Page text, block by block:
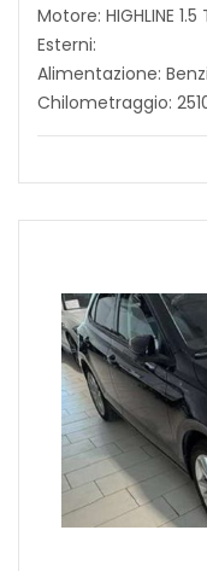
Motore: HIGHLINE
Esterni:
Alimentazione:
Chilometraggio: